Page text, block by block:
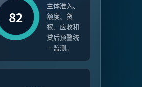
82
主体准入、
额度、货
权、应收和
贷后预警统
一监测。